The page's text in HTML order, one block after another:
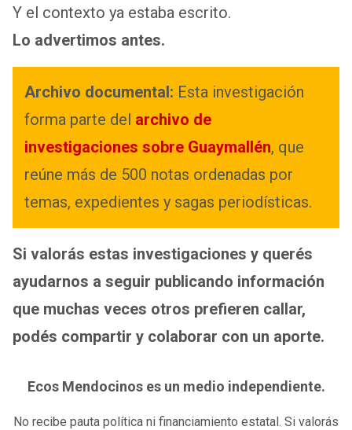
Y el contexto ya estaba escrito.
Lo advertimos antes.
Archivo documental: Esta investigación
forma parte del archivo de
investigaciones sobre Guaymallén, que
reúne más de 500 notas ordenadas por
temas, expedientes y sagas periodísticas.
Si valorás estas investigaciones y querés
ayudarnos a seguir publicando información
que muchas veces otros prefieren callar,
podés compartir y colaborar con un aporte.
Ecos Mendocinos es un medio independiente.
No recibe pauta política ni financiamiento estatal. Si valorás